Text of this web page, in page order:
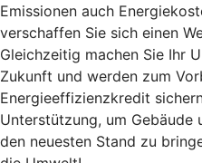
Emissionen auch
verschaffen Sie sich einen
Gleichzeitig machen Sie Ihr
Zukunft und werden zum
Energieeffizienzkredit
Unterstützung, um
den neuesten Stand zu